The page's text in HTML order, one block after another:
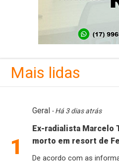
Mais lidas
1
Geral - Há 3 dias atrás
Ex-radialista Marcelo
morto em resort de
De acordo com as